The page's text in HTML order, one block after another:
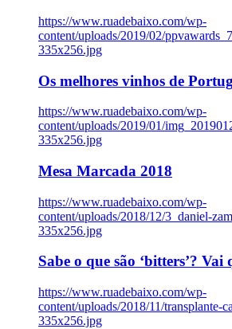
https://www.ruadebaixo.com/wp-
content/uploads/2019/02/
335x256.jpg
Os melhores vinhos de
https://www.ruadebaixo.com/wp-
content/uploads/2019/01/
335x256.jpg
Mesa Marcada 2018
https://www.ruadebaixo.com/wp-
content/uploads/2018/12/3_daniel-
335x256.jpg
Sabe o que são ‘bitters’?
https://www.ruadebaixo.com/wp-
content/uploads/2018/11/transplante-
335x256.jpg